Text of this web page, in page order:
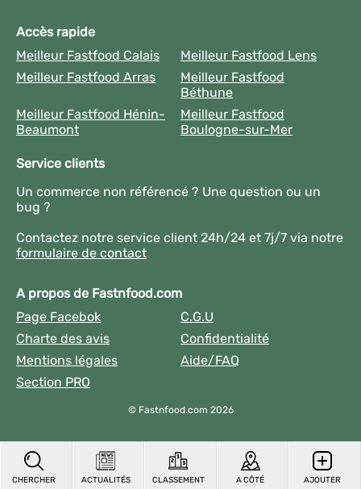
CHERCHER ACTUALITÉS CLASSEMENT A CÔTÉ AJOUTER
Accès rapide
Meilleur Fastfood Calais
Meilleur Fastfood Lens
Meilleur Fastfood Arras
Meilleur Fastfood
Béthune
Meilleur Fastfood Hénin-
Beaumont
Meilleur Fastfood
Boulogne-sur-Mer
Service clients
Un commerce non référencé ? Une question ou un
bug ?
Contactez notre service client 24h/24 et 7j/7 via notre
formulaire de contact
A propos de Fastnfood.com
Page Facebok
C.G.U
Charte des avis
Confidentialité
Mentions légales
Aide/FAQ
Section PRO
© Fastnfood.com 2026